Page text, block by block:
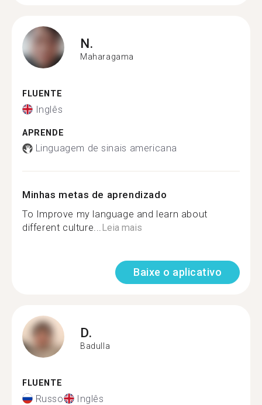
N.
Maharagama
FLUENTE
Inglês
APRENDE
Linguagem de sinais americana
Minhas metas de aprendizado
To Improve my language and learn about
different culture...Leia mais
Baixe o aplicativo
D.
Badulla
FLUENTE
Russo Inglês